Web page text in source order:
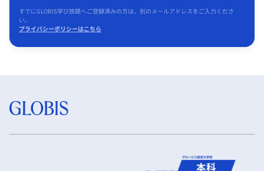
すでにGLOBIS学び放題へご登録済みの方は、別のメールアドレスをご入力くださ
い。
プライバシーポリシーはこちら